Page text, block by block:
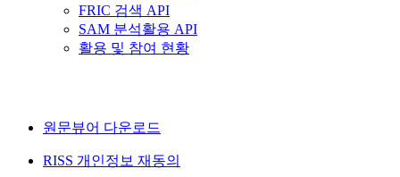
FRIC 검색 API
SAM 분석활용 API
활용 및 참여 현황
원문뷰어 다운로드
RISS 개인정보 재동의